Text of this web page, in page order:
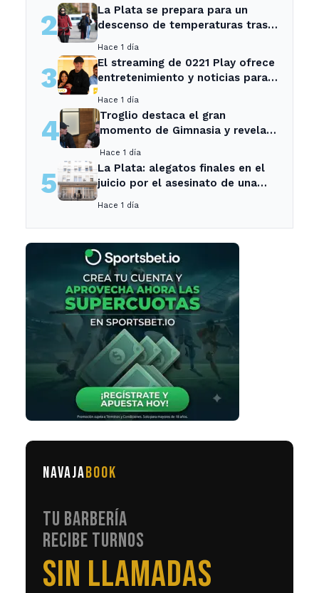
2
La Plata se prepara para un
descenso de temperaturas tras
Hace 1 día
3
El streaming de 0221 Play ofrece
entretenimiento y noticias para
Ensenada.
Hace 1 día
4
Troglio destaca el gran
momento de Gimnasia y revela
Hace 1 día
5
La Plata: alegatos finales en el
juicio por el asesinato de una
Hace 1 día
NAVAJABOOK
TU BARBERÍA
RECIBE TURNOS
EN AUTOMÁTICO